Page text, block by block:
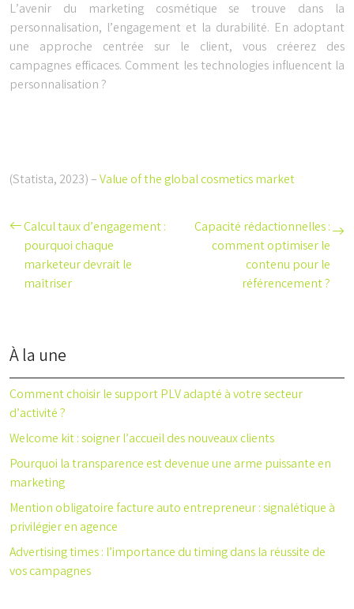
L’avenir du marketing cosmétique se trouve dans la
personnalisation, l’engagement et la durabilité. En adoptant
une approche centrée sur le client, vous créerez des
campagnes efficaces. Comment les technologies influencent la
personnalisation ?
(Statista, 2023) –Value of the global cosmetics market
Calcul taux d’engagement :
pourquoi chaque
marketeur devrait le
maîtriser
Capacité rédactionnelles :
comment optimiser le
contenu pour le
référencement ?
À la une
Comment choisir le support PLV adapté à votre secteur
d’activité ?
Welcome kit : soigner l’accueil des nouveaux clients
Pourquoi la transparence est devenue une arme puissante en
marketing
Mention obligatoire facture auto entrepreneur : signalétique à
privilégier en agence
Advertising times : l’importance du timing dans la réussite de
vos campagnes